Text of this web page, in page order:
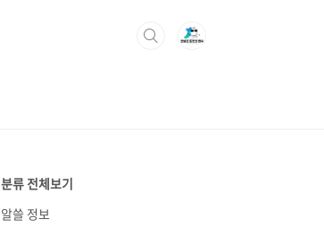
분류 전체보기
알쓸 정보